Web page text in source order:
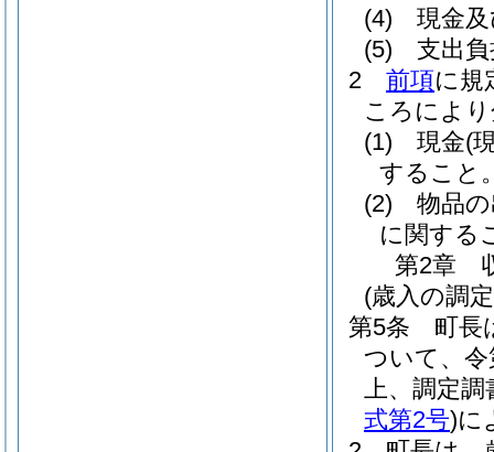
(4)
現金
(5)
支出
2
前項に規
ころによ
(1)
現金(
すること
(2)
物品
に関する
第2章
(歳入の調
第5条
町長
ついて、
上、調定調
式第2号)に